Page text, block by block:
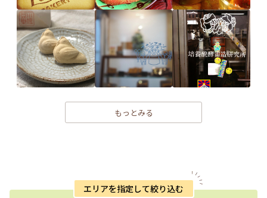
もっとみる
エリアを指定して絞り込む